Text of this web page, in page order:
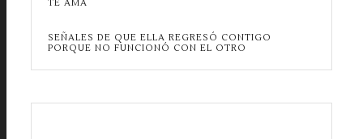
TE AMA
SEÑALES DE QUE ELLA REGRESÓ CONTIGO
PORQUE NO FUNCIONÓ CON EL OTRO